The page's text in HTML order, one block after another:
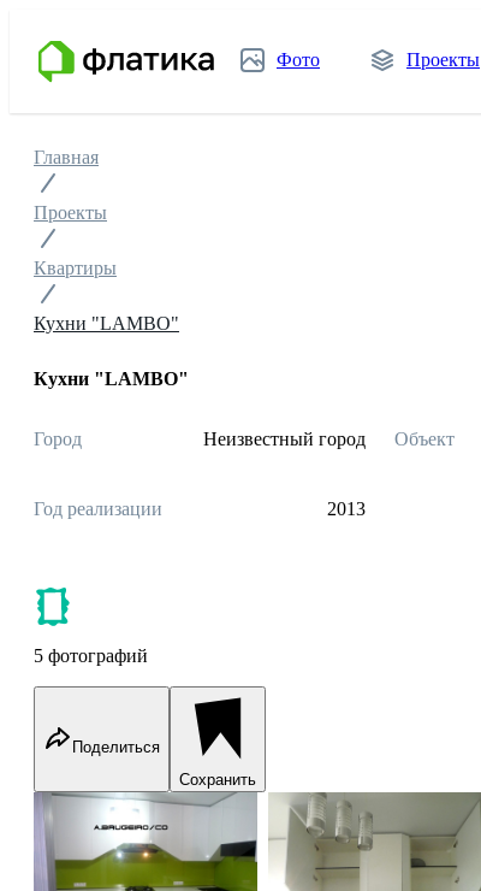
Фото Проекты
Главная
Проекты
Квартиры
Кухни "LAMBO"
Кухни "LAMBO"
Город Неизвестный город Объект
Год реализации 2013
5 фотографий
Поделиться
Сохранить
Кухни "LAMBO" Кухни "LAMBO"